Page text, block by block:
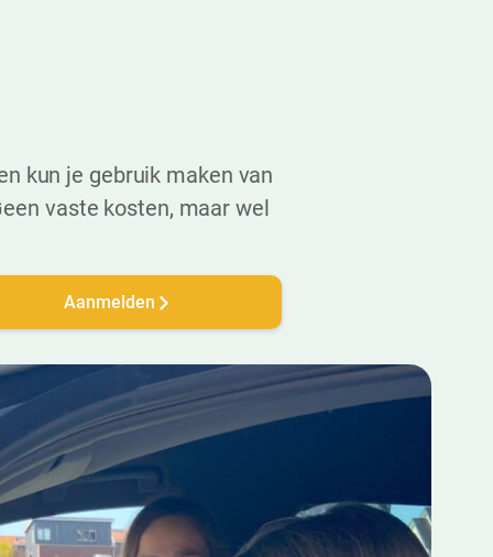
kun je gebruik maken van
vaste kosten, maar wel
Aanmelden